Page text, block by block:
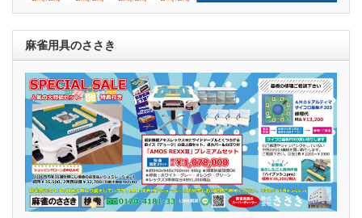
麻雀用具のささき